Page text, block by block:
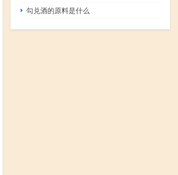
勾兑酒的原料是什么